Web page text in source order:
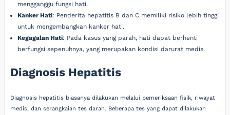
mengganggu fungsi hati.
Kanker Hati: Penderita hepatitis B dan C memiliki risiko lebih tinggi
untuk mengembangkan kanker hati.
Kegagalan Hati: Pada kasus yang parah, hati dapat berhenti
berfungsi sepenuhnya, yang merupakan kondisi darurat medis.
Diagnosis Hepatitis
Diagnosis hepatitis biasanya dilakukan melalui pemeriksaan fisik, riwayat
medis, dan serangkaian tes darah. Beberapa tes yang dapat dilakukan